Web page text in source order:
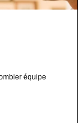
équipe